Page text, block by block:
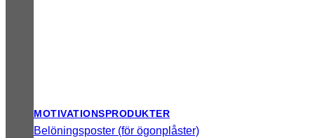
MOTIVATIONSPRODUKTER
Belöningsposter (för ögonplåster)